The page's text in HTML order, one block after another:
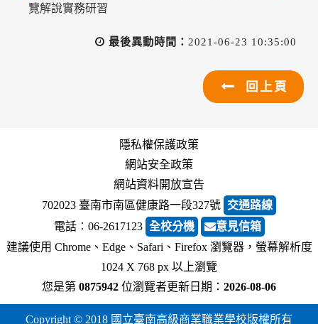
覽解說實務研習
最後異動時間： 2021-06-23 10:35:00
回上頁
隱私權保護政策
網站安全政策
網站資料開放宣告
702023 臺南市南區健康路一段327號 交通路線
電話︰06-2617123 全校分機
意見信箱
建議使用 Chrome、Edge、Safari、Firefox 瀏覽器，螢幕解析度
1024 X 768 px 以上瀏覽
您是第 0875942 位瀏覽者更新日期： 2026-08-06
Copyright © 2018 國立臺南高級商業職業學校版權所有